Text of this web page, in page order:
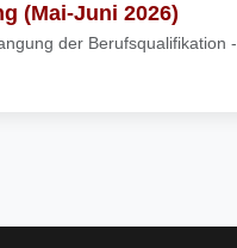
(Mai-Juni 2026)
der Berufsqualifikation -